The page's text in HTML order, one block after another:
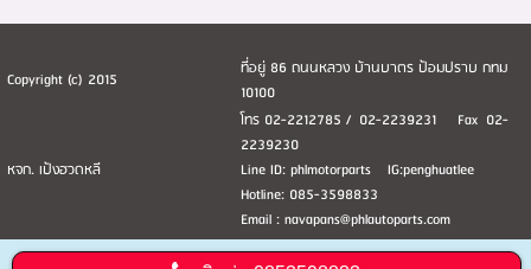
Copyright (c) 2015
ที่อยู่ 86 ถนนหลวง บ้านบาตร ป้อมปราบ กทม
10100
หจก. เป้งฮวดหลี
โทร 02-2212785 / 02-2239231 Fax 02-
2239230
Line ID: phlmotorparts IG:penghuatlee
Hotline: 085-3598833
Email : navapans@phlautoparts.com